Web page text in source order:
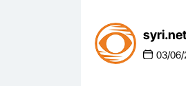
syri.net
03/06/